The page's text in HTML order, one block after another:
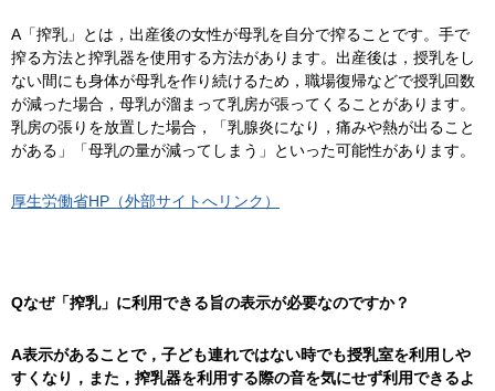
A「搾乳」とは，出産後の女性が母乳を自分で搾ることです。手で
搾る方法と搾乳器を使用する方法があります。出産後は，授乳をし
ない間にも身体が母乳を作り続けるため，職場復帰などで授乳回数
が減った場合，母乳が溜まって乳房が張ってくることがあります。
乳房の張りを放置した場合，「乳腺炎になり，痛みや熱が出ること
がある」「母乳の量が減ってしまう」といった可能性があります。
厚生労働省HP（外部サイトへリンク）
Qなぜ「搾乳」に利用できる旨の表示が必要なのですか？
A表示があることで，子ども連れではない時でも授乳室を利用しや
すくなり，また，搾乳器を利用する際の音を気にせず利用できるよ